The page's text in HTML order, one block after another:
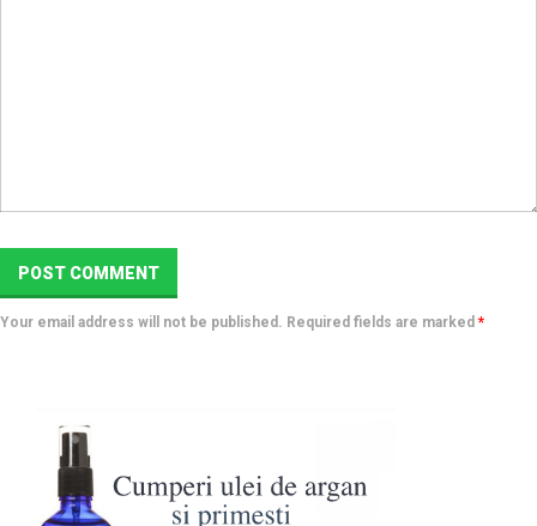
Your email address will not be published. Required fields are marked *